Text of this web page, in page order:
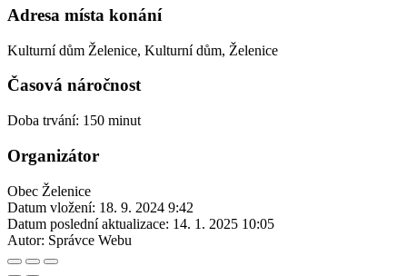
Adresa místa konání
Kulturní dům Želenice, Kulturní dům, Želenice
Časová náročnost
Doba trvání: 150 minut
Organizátor
Obec Želenice
Datum vložení: 18. 9. 2024 9:42
Datum poslední aktualizace: 14. 1. 2025 10:05
Autor: Správce Webu